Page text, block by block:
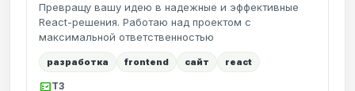
Превращу вашу идею в надежные и эффективные
React-решения. Работаю над проектом с
максимальной ответственностью
разработка frontend сайт react
fact_checkТЗ